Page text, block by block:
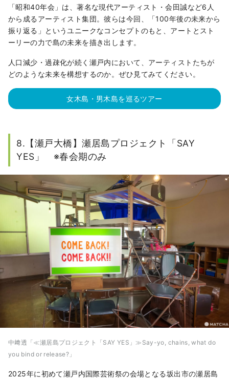
「昭和40年会」は、著名な現代アーティスト・会田誠など6人
から成るアーティスト集団。彼らは今回、「100年後の未来から
振り返る」というユニークなコンセプトのもと、アートとスト
ーリーの力で島の未来を描き出します。
人口減少・過疎化が続く瀬戸内において、アーティストたちが
どのような未来を構想するのか。ぜひ見てみてください。
女木島・男木島を巡るツアー
8.【瀬戸大橋】瀬居島プロジェクト「SAY
YES」 ※春会期のみ
中﨑透「≪瀬居島プロジェクト「SAY YES」≫Say-yo, chains, what do
you bind or release?」
2025年に初めて瀬戸内国際芸術祭の会場となる坂出市の瀬居島